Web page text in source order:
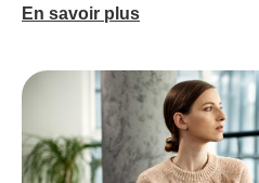
En savoir plus